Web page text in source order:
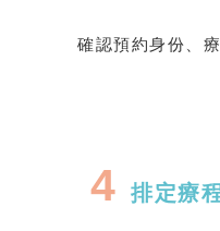
確認預約身份、療
4排定療